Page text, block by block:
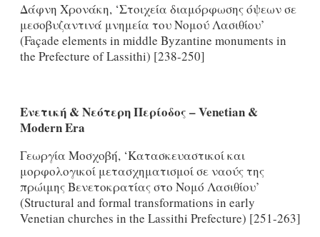
Δάφνη Χρονάκη, ‘Στοιχεία διαμόρφωσης όψεων σε
μεσοβυζαντινά μνημεία του Νομού Λασιθίου’
(Façade elements in middle Byzantine monuments in
the Prefecture of Lassithi) [238-250]
Ενετική & Νεότερη Περίοδος –Venetian&
ModernEra
Γεωργία Μοσχοβή, ‘Κατασκευαστικοί και
μορφολογικοί μετασχηματισμοί σε ναούς της
πρώιμης Βενετοκρατίας στο Νομό Λασιθίου’
(Structural and formal transformations in early
Venetian churches in the Lassithi Prefecture) [251-263]